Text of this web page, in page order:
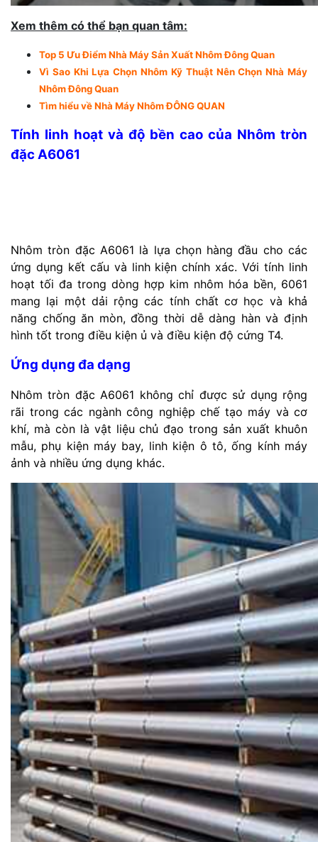
Xem thêm có thể bạn quan tâm:
Top 5 Ưu Điểm Nhà Máy Sản Xuất Nhôm Đông Quan
Vì Sao Khi Lựa Chọn Nhôm Kỹ Thuật Nên Chọn Nhà Máy
Nhôm Đông Quan
Tìm hiểu về Nhà Máy Nhôm ĐÔNG QUAN
Tính linh hoạt và độ bền cao của Nhôm tròn
đặc A6061
Nhôm tròn đặc A6061 là lựa chọn hàng đầu cho các
ứng dụng kết cấu và linh kiện chính xác. Với tính linh
hoạt tối đa trong dòng hợp kim nhôm hóa bền, 6061
mang lại một dải rộng các tính chất cơ học và khả
năng chống ăn mòn, đồng thời dễ dàng hàn và định
hình tốt trong điều kiện ủ và điều kiện độ cứng T4.
Ứng dụng đa dạng
Nhôm tròn đặc A6061 không chỉ được sử dụng rộng
rãi trong các ngành công nghiệp chế tạo máy và cơ
khí, mà còn là vật liệu chủ đạo trong sản xuất khuôn
mẫu, phụ kiện máy bay, linh kiện ô tô, ống kính máy
ảnh và nhiều ứng dụng khác.